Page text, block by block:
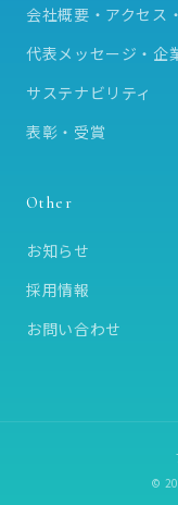
会社概要・アクセス
代表メッセージ・企
サステナビリティ
表彰・受賞
Other
お知らせ
採用情報
お問い合わせ
©